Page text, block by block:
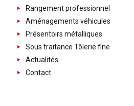
Rangement professionnel
Aménagements véhicules
Présentoirs métalliques
Sous traitance Tôlerie fine
Actualités
Contact